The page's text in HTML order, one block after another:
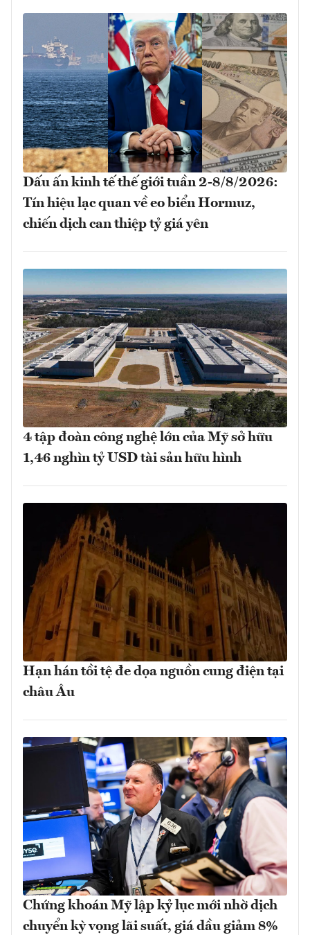
Dấu ấn kinh tế thế giới tuần 2-8/8/2026:
Tín hiệu lạc quan về eo biển Hormuz,
chiến dịch can thiệp tỷ giá yên
4 tập đoàn công nghệ lớn của Mỹ sở hữu
1,46 nghìn tỷ USD tài sản hữu hình
Hạn hán tồi tệ đe dọa nguồn cung điện tại
châu Âu
Chứng khoán Mỹ lập kỷ lục mới nhờ dịch
chuyển kỳ vọng lãi suất, giá dầu giảm 8%